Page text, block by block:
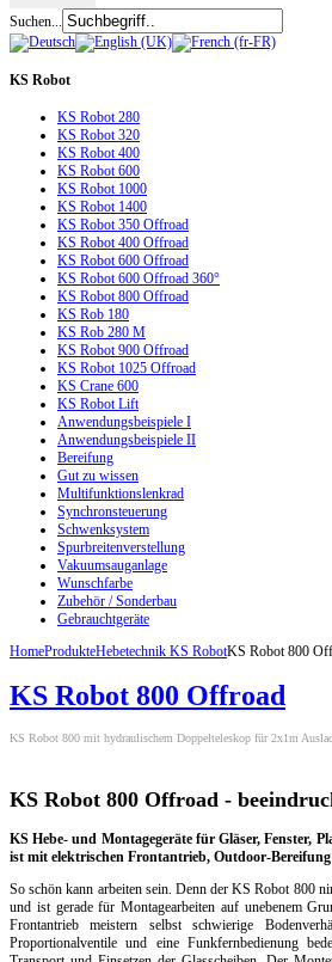
Suchen...
KS Robot
KS Robot 280
KS Robot 320
KS Robot 400
KS Robot 600
KS Robot 1000
KS Robot 1400
KS Robot 350 Offroad
KS Robot 400 Offroad
KS Robot 600 Offroad
KS Robot 600 Offroad 360°
KS Robot 800 Offroad
KS Rob 180
KS Rob 280 M
KS Robot 900 Offroad
KS Robot 1025 Offroad
KS Crane 600
KS Robot Lift
Anwendungsbeispiele I
Anwendungsbeispiele II
Bereifung
Gut zu wissen
Multifunktionslenkrad
Synchronsteuerung
Schwenksystem
Spurbreitenverstellung
Vakuumsauganlage
Wunschfarbe
Zubehör / Sonderbau
Gebrauchtgeräte
HomeProdukteHebetechnik KS RobotKS Robot 800
KS Robot 800 Offroad
KS Robot 800 mit hydraulischem Doppelteleskop für 2x1m
KS Robot 800 Offroad -
KS Hebe- und Montagegeräte für Gläser, Fenster,
ist mit elektrischen Frontantrieb, Outdoor-
So schön kann arbeiten sein. Denn der KS Robot 800
und ist gerade für Montagearbeiten auf unebenem
Frontantrieb meistern selbst schwierige
Proportionalventile und eine Funkfernbedienung